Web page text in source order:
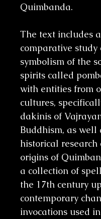
Quimbanda.
The text includes a
comparative study
symbolism of the
spirits called
with entities from
cultures,
dakinis of
Buddhism, as well
historical research
origins of
a collection of
the 17th century
contemporary
invocations used in